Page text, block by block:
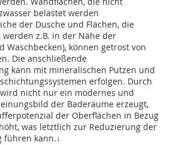
belastet werden
der Dusche und Flächen, die
z.B. in der Nähe der
Waschbecken), können getrost von
Die anschließende
kann mit mineralischen Putzen und
er­­folgen. Durch
nicht nur ein modernes und
der Baderäume erzeugt,
der Oberflächen in Bezug
was letztlich zur Reduzierung der
kann.↓